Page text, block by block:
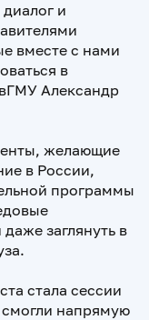
и
вместе с нами
в
Александр
желающие
в России,
программы
заглянуть в
стала сессии
смогли напрямую